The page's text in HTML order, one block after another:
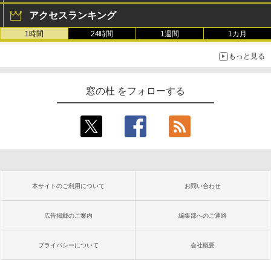
アクセスランキング
1時間 24時間 1週間 1カ月
もっと見る
窓の杜 をフォローする
本サイトのご利用について お問い合わせ
広告掲載のご案内 編集部へのご連絡
プライバシーについて 会社概要